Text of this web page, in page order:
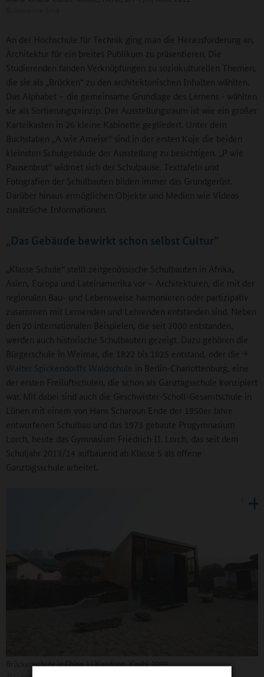
An der Hochschule für Technik ging man die Herausforderung an,
Architektur für ein breites Publikum zu präsentieren. Die
Studierenden fanden Verknüpfungen zu soziokulturellen Themen,
die sie als „Brücken“ zu den architektonischen Inhalten wählten.
Das Alphabet – die gemeinsame Grundlage des Lernens - wählten
sie als Sortierungsprinzip. Der Ausstellungsraum ist wie ein großer
Karteikasten in 26 kleine Kabinette gegliedert. Unter dem
Buchstaben „A wie Ameise“ sind in der ersten Koje die beiden
kleinsten Schulgebäude der Ausstellung zu besichtigen. „P wie
Pausenbrot“ widmet sich der Schulpause. Texttafeln und
Fotografien der Schulbauten bilden immer das Grundgerüst.
Darüber hinaus ermöglichen Objekte und Medien wie Videos
zusätzliche Informationen.
„Das Gebäude bewirkt schon selbst Cultur“
„Klasse Schule“ stellt zeitgenössische Schulbauten in Afrika,
Asien, Europa und Lateinamerika vor – Architekturen, die mit der
regionalen Bau- und Lebensweise harmonieren oder partizipativ
zusammen mit Lernenden und Lehrenden entstanden sind. Neben
den 20 internationalen Beispielen, die seit 2000 entstanden,
werden auch historische Schulbauten gezeigt. Dazu gehören die
Bürgerschule in Weimar, die 1822 bis 1825 entstand, oder die
Walter Spickendorffs Waldschule in Berlin-Charlottenburg, eine
der ersten Freiluftschulen, die schon als Ganztagsschule konzipiert
war. Mit dabei sind auch die Geschwister-Scholl-Gesamtschule in
Lünen mit einem von Hans Scharoun Ende der 1950er Jahre
entworfenen Schulbau und das 1973 gebaute Progymnasium
Lorch, heute das Gymnasium Friedrich II. Lorch, das seit dem
Schuljahr 2013/14 aufbauend ab Klasse 5 als offene
Ganztagsschule arbeitet.
Brückenschule in China, Li Xiaodong, Xiashi, 2009